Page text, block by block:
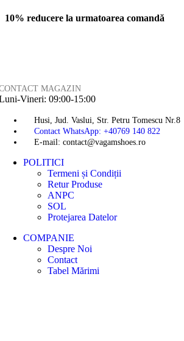
10% reducere la urmatoarea comandă
MAGAZIN
Vineri: 09:00-15:00
Husi, Jud. Vaslui, Str. Petru Tomescu Nr.8
Contact WhatsApp: +40769 140 822
E-mail: contact@vagamshoes.ro
POLITICI
Termeni și Condiții
Retur Produse
ANPC
SOL
Protejarea Datelor
COMPANIE
Despre Noi
Contact
Tabel Mărimi